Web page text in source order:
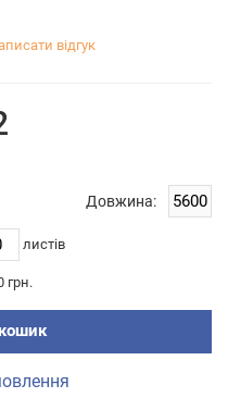
відгук
Довжина:
листiв
грн.